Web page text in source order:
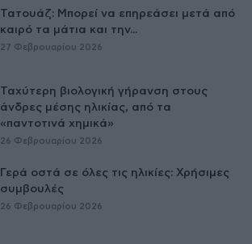
Τατουάζ: Μπορεί να επηρεάσει μετά από
καιρό τα μάτια και την...
27 Φεβρουαρίου 2026
Ταχύτερη βιολογική γήρανση στους
άνδρες μέσης ηλικίας, από τα
«παντοτινά χημικά»
26 Φεβρουαρίου 2026
Γερά οστά σε όλες τις ηλικίες: Χρήσιμες
συμβουλές
26 Φεβρουαρίου 2026